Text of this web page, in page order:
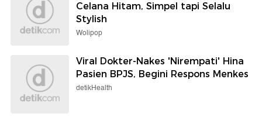
Celana Hitam, Simpel tapi Selalu
Stylish
Wolipop
Viral Dokter-Nakes 'Nirempati' Hina
Pasien BPJS, Begini Respons Menkes
detikHealth